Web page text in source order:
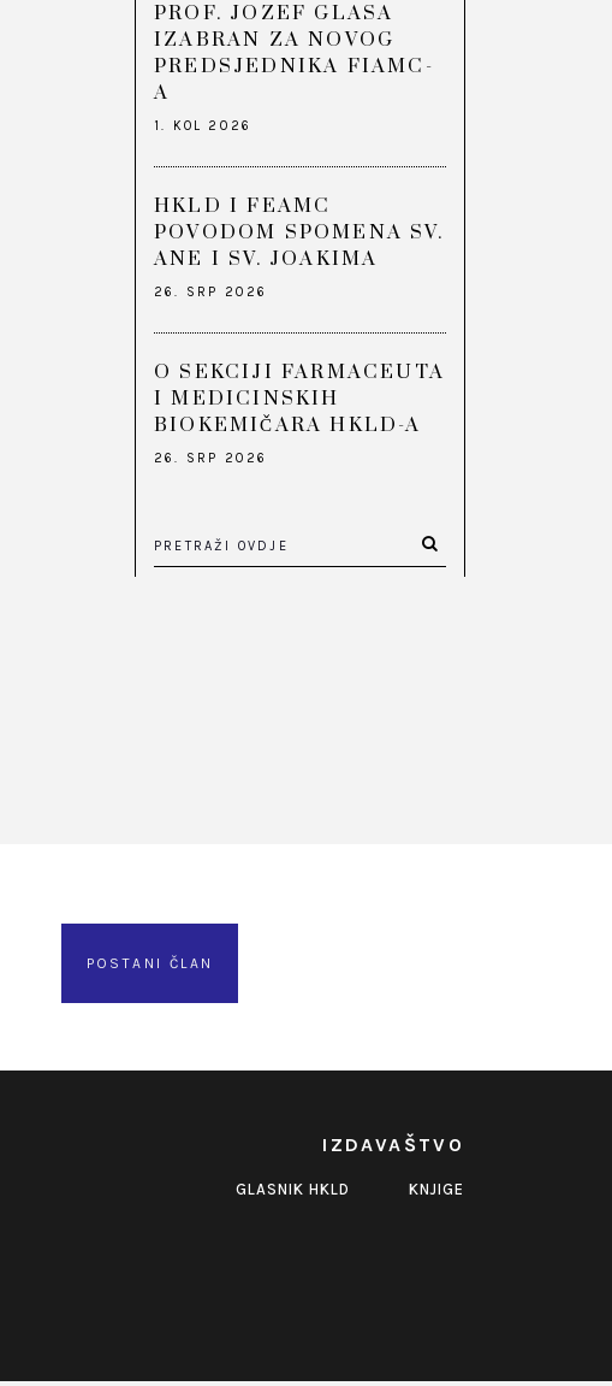
PROF. JOZEF GLASA
IZABRAN ZA NOVOG
PREDSJEDNIKA FIAMC-
A
1. KOL 2026
HKLD I FEAMC
POVODOM SPOMENA SV.
ANE I SV. JOAKIMA
26. SRP 2026
O SEKCIJI FARMACEUTA
I MEDICINSKIH
BIOKEMIČARA HKLD-A
26. SRP 2026
POSTANI ČLAN
IZDAVAŠTVO
GLASNIK HKLD KNJIGE